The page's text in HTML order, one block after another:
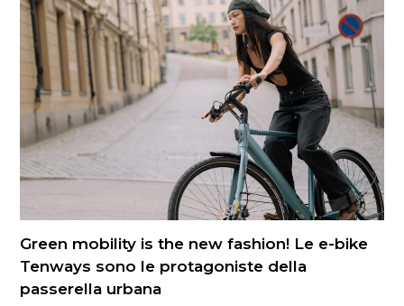
Green mobility is the new fashion! Le e-bike
Tenways sono le protagoniste della
passerella urbana